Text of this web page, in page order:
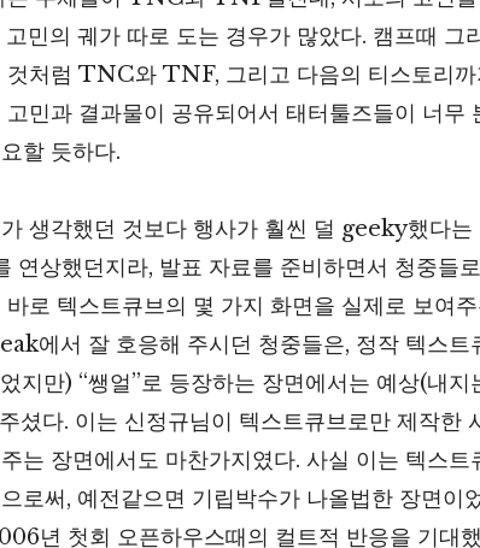
민의 궤가 따로 도는 경우가 많았다. 캠프때 그
것처럼 TNC와 TNF, 그리고 다음의 티스토리까
민과 결과물이 공유되어서 태터툴즈들이 너무
할 듯하다.
생각했던 것보다 행사가 훨씬 덜 geeky했다는
연상했던지라, 발표 자료를 준비하면서 청중들로
로 텍스트큐브의 몇 가지 화면을 실제로 보여
에서 잘 호응해 주시던 청중들은, 정작 텍스트
만) “쌩얼”로 등장하는 장면에서는 예상(내지
셨다. 이는 신정규님이 텍스트큐브로만 제작한
는 장면에서도 마찬가지였다. 사실 이는 텍스트
로써, 예전같으면 기립박수가 나올법한 장면이
년 첫회 오픈하우스때의 컬트적 반응을 기대했